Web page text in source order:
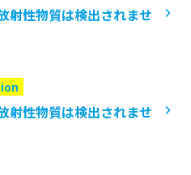
射性物質は検出されませ
射性物質は検出されませ